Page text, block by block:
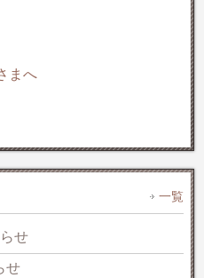
まへ
一覧
せ
せ